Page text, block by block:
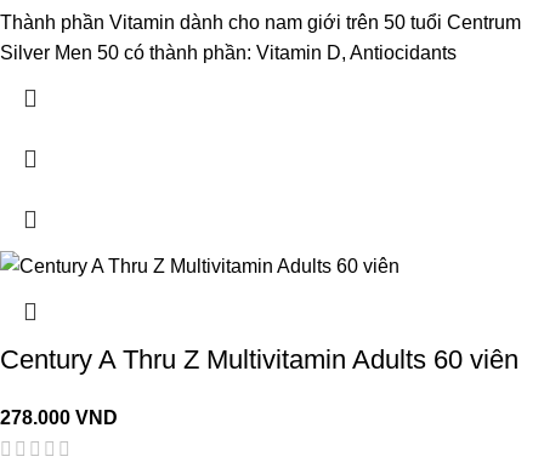
Thành phần Vitamin dành cho nam giới trên 50 tuổi Centrum
Silver Men 50 có thành phần: Vitamin D, Antiocidants
Century A Thru Z Multivitamin Adults 60 viên
278.000VND